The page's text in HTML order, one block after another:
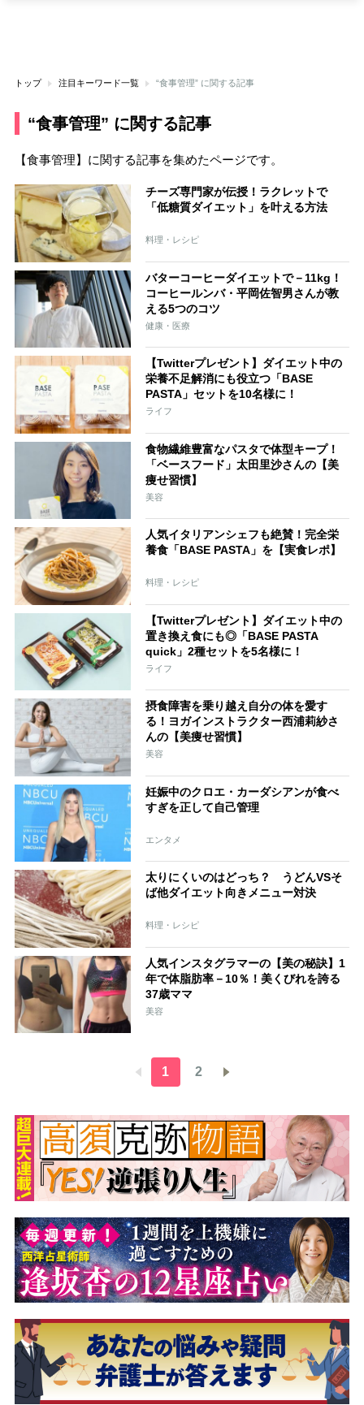
トップ 注目キーワード一覧 “食事管理” に関する記事
“食事管理” に関する記事
【食事管理】に関する記事を集めたページです。
チーズ専門家が伝授！ラクレットで
「低糖質ダイエット」を叶える方法
料理・レシピ
バターコーヒーダイエットで－11kg！
コーヒールンバ・平岡佐智男さんが教
える5つのコツ
健康・医療
【Twitterプレゼント】ダイエット中の
栄養不足解消にも役立つ「BASE
PASTA」セットを10名様に！
ライフ
食物繊維豊富なパスタで体型キープ！
「ベースフード」太田里沙さんの【美
痩せ習慣】
美容
人気イタリアンシェフも絶賛！完全栄
養食「BASE PASTA」を【実食レポ】
料理・レシピ
【Twitterプレゼント】ダイエット中の
置き換え食にも◎「BASE PASTA
quick」2種セットを5名様に！
ライフ
摂食障害を乗り越え自分の体を愛す
る！ヨガインストラクター西浦莉紗さ
んの【美痩せ習慣】
美容
妊娠中のクロエ・カーダシアンが食べ
すぎを正して自己管理
エンタメ
太りにくいのはどっち？ うどんVSそ
ば他ダイエット向きメニュー対決
料理・レシピ
人気インスタグラマーの【美の秘訣】1
年で体脂肪率－10％！美くびれを誇る
37歳ママ
美容
1 2